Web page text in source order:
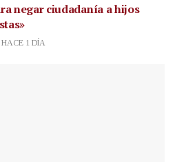
negar ciudadanía a hijos
HACE 1 DÍA